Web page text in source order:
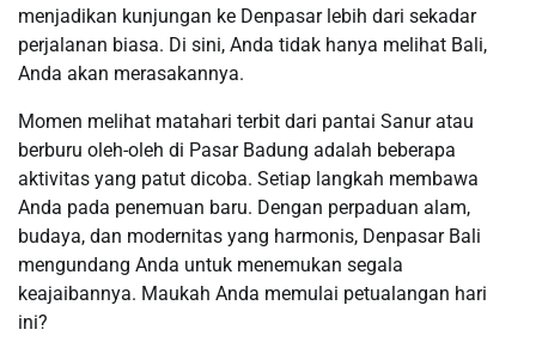
menjadikan kunjungan ke Denpasar lebih dari sekadar
perjalanan biasa. Di sini, Anda tidak hanya melihat Bali,
Anda akan merasakannya.
Momen melihat matahari terbit dari pantai Sanur atau
berburu oleh-oleh di Pasar Badung adalah beberapa
aktivitas yang patut dicoba. Setiap langkah membawa
Anda pada penemuan baru. Dengan perpaduan alam,
budaya, dan modernitas yang harmonis, Denpasar Bali
mengundang Anda untuk menemukan segala
keajaibannya. Maukah Anda memulai petualangan hari
ini?